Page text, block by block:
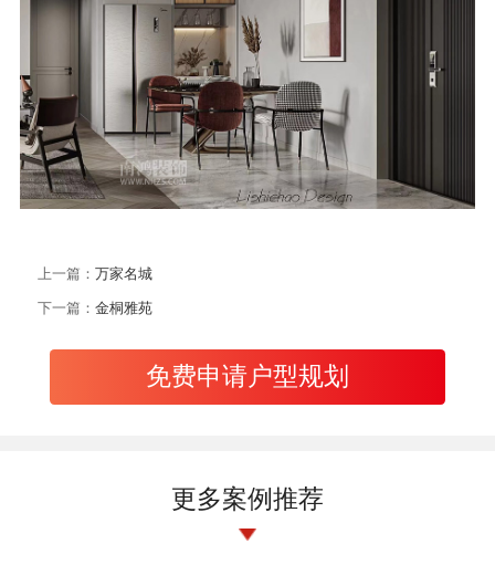
上一篇： 万家名城
下一篇： 金桐雅苑
免费申请户型规划
更多案例推荐